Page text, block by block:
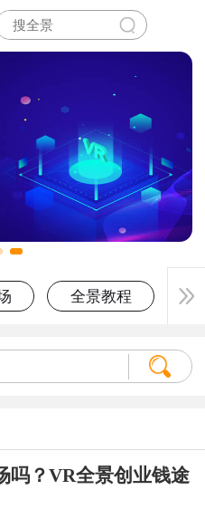
全景教程
吗？VR全景创业钱途